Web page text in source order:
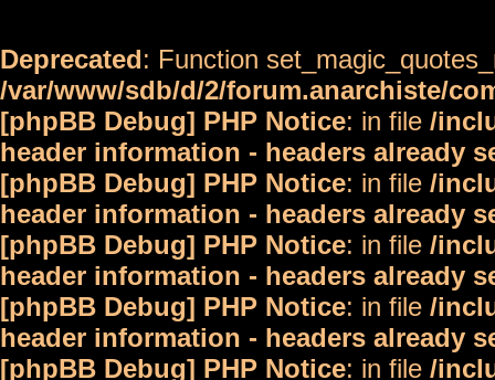
Deprecated: Function
/var/www/sdb/d/2/forum.anarchiste/
[phpBB Debug] PHP Notice: in file /
header information - headers already
[phpBB Debug] PHP Notice: in file /
header information - headers already
[phpBB Debug] PHP Notice: in file /
header information - headers already
[phpBB Debug] PHP Notice: in file /
header information - headers already
[phpBB Debug] PHP Notice: in file /